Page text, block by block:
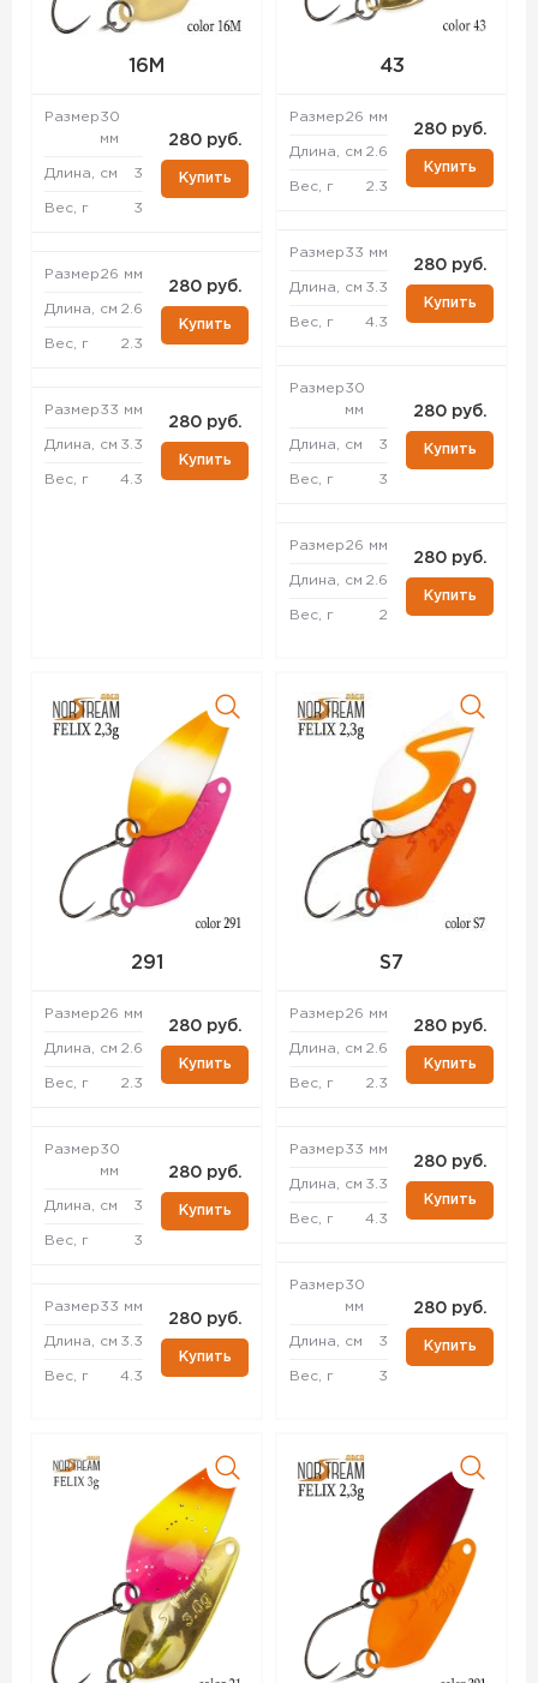
16M
Размер30
мм
Длина, см 3
Вес, г 3
280 руб.
Купить
Размер26 мм
Длина, см 2.6
Вес, г 2.3
280 руб.
Купить
Размер33 мм
Длина, см 3.3
Вес, г 4.3
280 руб.
Купить
43
Размер26 мм
Длина, см 2.6
Вес, г 2.3
280 руб.
Купить
Размер33 мм
Длина, см 3.3
Вес, г 4.3
280 руб.
Купить
Размер30
мм
Длина, см 3
Вес, г 3
280 руб.
Купить
Размер26 мм
Длина, см 2.6
Вес, г 2
280 руб.
Купить
291
Размер26 мм
Длина, см 2.6
Вес, г 2.3
280 руб.
Купить
Размер30
мм
Длина, см 3
Вес, г 3
280 руб.
Купить
Размер33 мм
Длина, см 3.3
Вес, г 4.3
280 руб.
Купить
S7
Размер26 мм
Длина, см 2.6
Вес, г 2.3
280 руб.
Купить
Размер33 мм
Длина, см 3.3
Вес, г 4.3
280 руб.
Купить
Размер30
мм
Длина, см 3
Вес, г 3
280 руб.
Купить